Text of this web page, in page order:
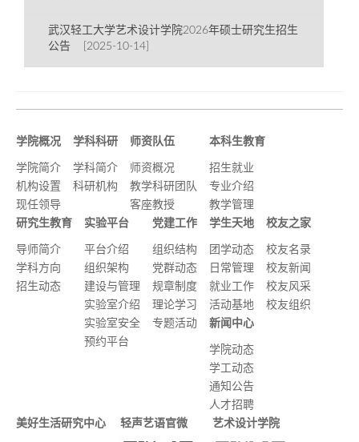
武汉轻工大学艺术设计学院2026年硕士研究生招生
公告 [2025-10-14]
学院概况
学院简介
机构设置
现任领导
学科科研
学科简介
科研机构
师资队伍
师资概况
教学科研团队
客座教授
本科生教育
招生就业
专业介绍
教学管理
研究生教育
导师简介
学科方向
招生动态
实验平台
平台介绍
组织架构
建设与管理
实验室介绍
实验室安全
预约平台
党建工作
组织结构
党群动态
规章制度
理论学习
专题活动
学生天地
团学动态
日常管理
就业工作
活动基地
校友之家
校友名录
校友新闻
校友风采
校友组织
新闻中心
学院动态
学工动态
通知公告
人才招聘
美好生活研究中心
轻声艺语官微 艺术设计学院